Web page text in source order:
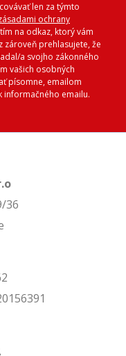
len za týmto
ochrany
na odkaz, ktorý vám
zároveň prehlasujete, že
a svojho zákonného
vašich osobných
písomne, emailom
informačného emailu.
36